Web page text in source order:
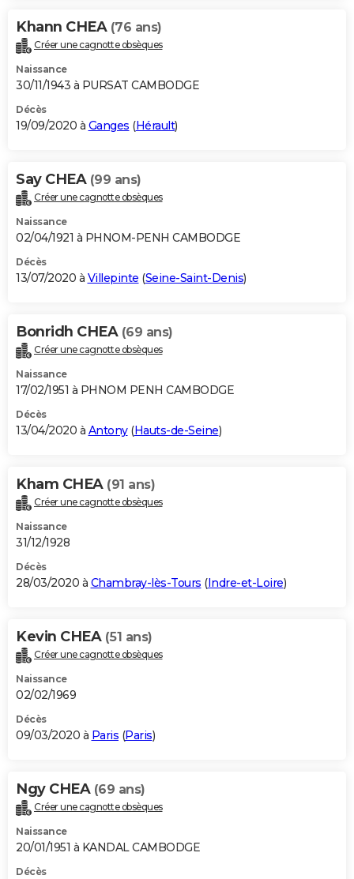
Khann CHEA (76 ans)
Créer une cagnotte obsèques
Naissance
30/11/1943 à PURSAT CAMBODGE
Décès
19/09/2020 à Ganges (Hérault)
Say CHEA (99 ans)
Créer une cagnotte obsèques
Naissance
02/04/1921 à PHNOM-PENH CAMBODGE
Décès
13/07/2020 à Villepinte (Seine-Saint-Denis)
Bonridh CHEA (69 ans)
Créer une cagnotte obsèques
Naissance
17/02/1951 à PHNOM PENH CAMBODGE
Décès
13/04/2020 à Antony(Hauts-de-Seine)
Kham CHEA (91 ans)
Créer une cagnotte obsèques
Naissance
31/12/1928
Décès
28/03/2020 à Chambray-lès-Tours (Indre-et-Loire)
Kevin CHEA (51 ans)
Créer une cagnotte obsèques
Naissance
02/02/1969
Décès
09/03/2020 à Paris (Paris)
Ngy CHEA (69 ans)
Créer une cagnotte obsèques
Naissance
20/01/1951 à KANDAL CAMBODGE
Décès